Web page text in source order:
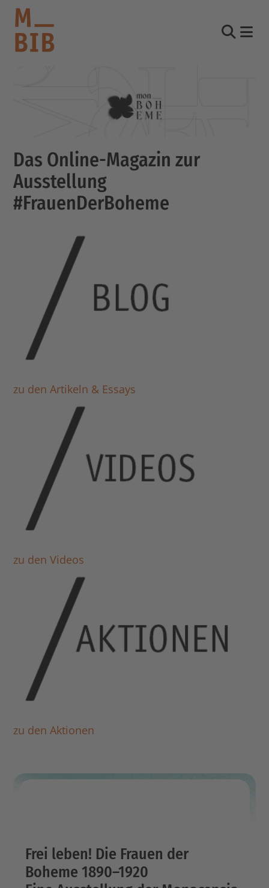
Das Online-Magazin zur
Ausstellung
#FrauenDerBoheme
zu den Artikeln & Essays
zu den Videos
zu den Aktionen
Frei leben! Die Frauen der
Boheme 1890–1920
Kontakt
Katalog
other languages